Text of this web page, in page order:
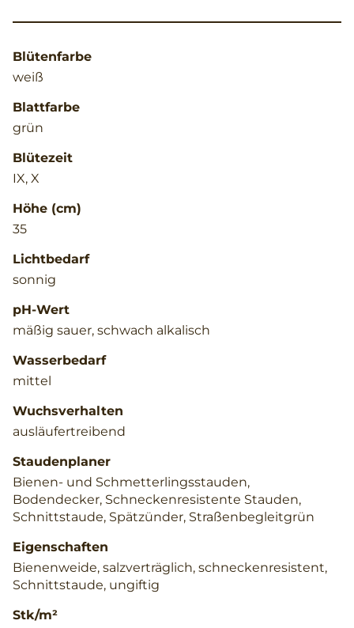
Blütenfarbe
weiß
Blattfarbe
grün
Blütezeit
IX, X
Höhe (cm)
35
Lichtbedarf
sonnig
pH-Wert
mäßig sauer, schwach alkalisch
Wasserbedarf
mittel
Wuchsverhalten
ausläufertreibend
Staudenplaner
Bienen- und Schmetterlingsstauden,
Bodendecker, Schneckenresistente Stauden,
Schnittstaude, Spätzünder, Straßenbegleitgrün
Eigenschaften
Bienenweide, salzverträglich, schneckenresistent,
Schnittstaude, ungiftig
Stk/m²